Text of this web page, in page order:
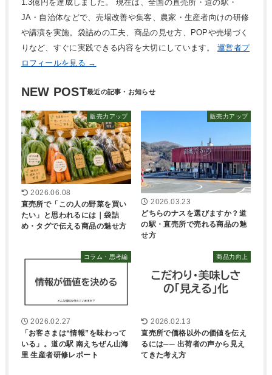
1.3億円を達成しました。 現在は、全国の直売所・道の駅・
JA・自治体などで、売場改善や集客、農家・生産者向けの研修
や講演を実施。袋詰めの工夫、商品の見せ方、POPや売場づく
りなど、すぐに実践できる内容を大切にしています。運営者プ
ロフィールを見る →
NEW POST
販売力アップ
2026.06.08
直売所で「この人の野菜を買い
たい」と思われるには｜袋詰
め・タグで伝える商品の魅せ方
販売力アップ
2026.03.23
どちらのナスを選びますか？道
の駅・直売所で売れる商品の魅
せ方
コラム・思考編
2026.02.27
「お客さまは“情報”を味わって
いる」。道の駅 南えちぜん山海
里 生産者研修レポート
商品力向上
2026.02.13
直売所で価格以外の価値を伝え
るには── 出荷者の声から見え
てきた考え方